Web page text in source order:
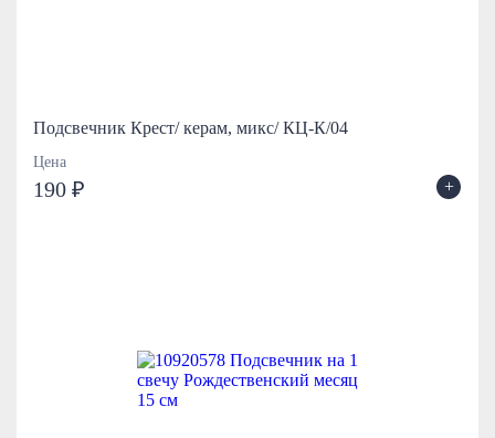
Подсвечник Крест/ керам, микс/ КЦ-К/04
Цена
190 ₽ +